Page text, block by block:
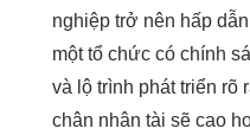
nghiệp trở nên hấp
một tổ chức có chính
và lộ trình phát triển rõ
chân nhân tài sẽ cao